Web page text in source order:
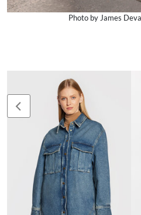
Photo by James